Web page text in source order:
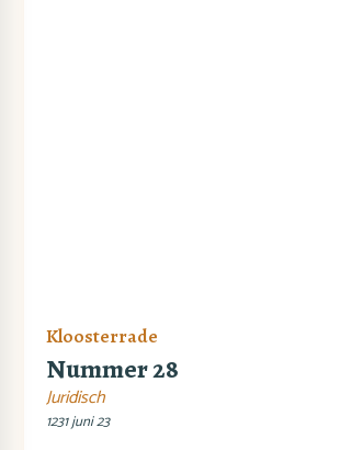
Kloosterrade
Nummer 28
Juridisch
1231 juni 23